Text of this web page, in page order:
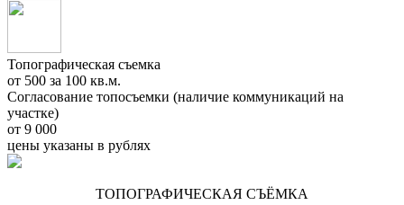
Топографическая съемка
от 500 за 100 кв.м.
Согласование топосъемки (наличие коммуникаций на
участке)
от 9 000
цены указаны в рублях
ТОПОГРАФИЧЕСКАЯ СЪЁМКА